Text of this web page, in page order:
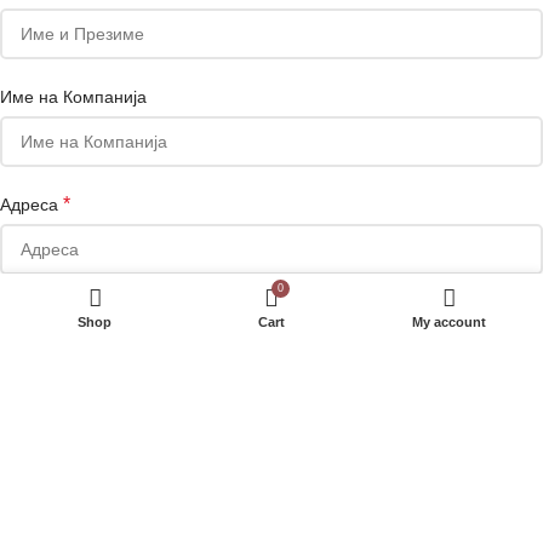
Име на Компанија
Адреса *
Shop
0
Cart My account